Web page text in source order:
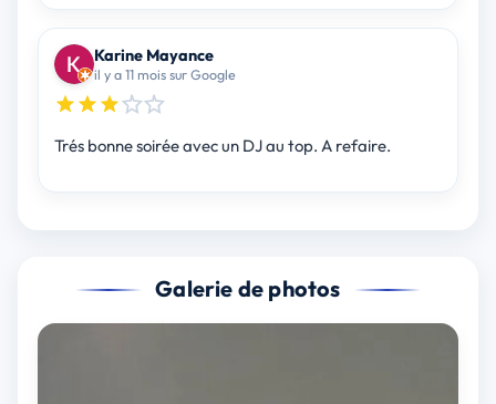
Karine Mayance
il y a 11 mois sur Google
Trés bonne soirée avec un DJ au top. A refaire.
Galerie de photos